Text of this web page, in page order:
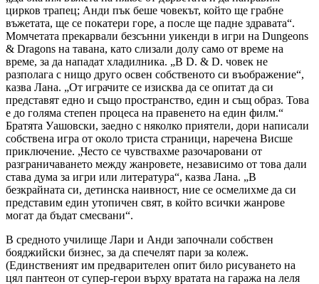
цирков трапец; Анди пък беше човекът, който ще грабне
въжетата, ще се покатери горе, а после ще падне здравата“.
Момчетата прекарвали безсънни уикенди в игри на Dungeons
& Dragons на тавана, като слизали долу само от време на
време, за да нападат хладилника. „В D. & D. човек не
разполага с нищо друго освен собственото си въображение“,
казва Лана. „От играчите се изисква да се опитат да си
представят едно и също пространство, един и същ образ. Това
е до голяма степен процеса на правенето на един филм.“
Братята Уашовски, заедно с няколко приятели, дори написали
собствена игра от около триста страници, наречена Висше
приключение. „Често се чувствахме разочаровани от
разграничаването между жанровете, независимо от това дали
става дума за игри или литература“, казва Лана. „В
безкрайната си, детинска наивност, ние се осмелихме да си
представим един утопичен свят, в който всички жанрове
могат да бъдат смесвани“.
В средното училище Лари и Анди започнали собствен
бояджийски бизнес, за да спечелят пари за колеж.
(Единственият им предварителен опит било рисуването на
цял пантеон от супер-герои върху вратата на гаража на леля